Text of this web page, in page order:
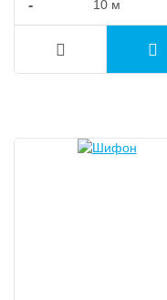
-